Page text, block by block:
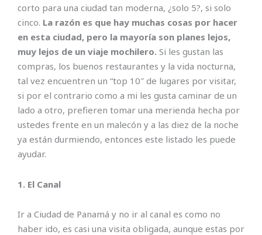
corto para una ciudad tan moderna, ¿solo 5?, si solo
cinco. La razón es que hay muchas cosas por hacer
en esta ciudad, pero la mayoría son planes lejos,
muy lejos de un viaje mochilero. Si les gustan las
compras, los buenos restaurantes y la vida nocturna,
tal vez encuentren un “top 10″ de lugares por visitar,
si por el contrario como a mi les gusta caminar de un
lado a otro, prefieren tomar una merienda hecha por
ustedes frente en un malecón y a las diez de la noche
ya están durmiendo, entonces este listado les puede
ayudar.
1. El Canal
Ir a Ciudad de Panamá y no ir al canal es como no
haber ido, es casi una visita obligada, aunque estas por